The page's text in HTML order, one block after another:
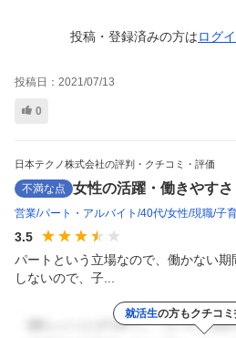
投稿・登録済みの方はログ
投稿日： 2021/07/13
0
日本テクノ株式会社の評判・クチコミ・評価
不満な点 女性の活躍・働きやすさ
営業 パート・アルバイト 40代 女性 現職 子
3.5
パートという立場なので、働かない
しないので、子...
就活生の方もクチコミ